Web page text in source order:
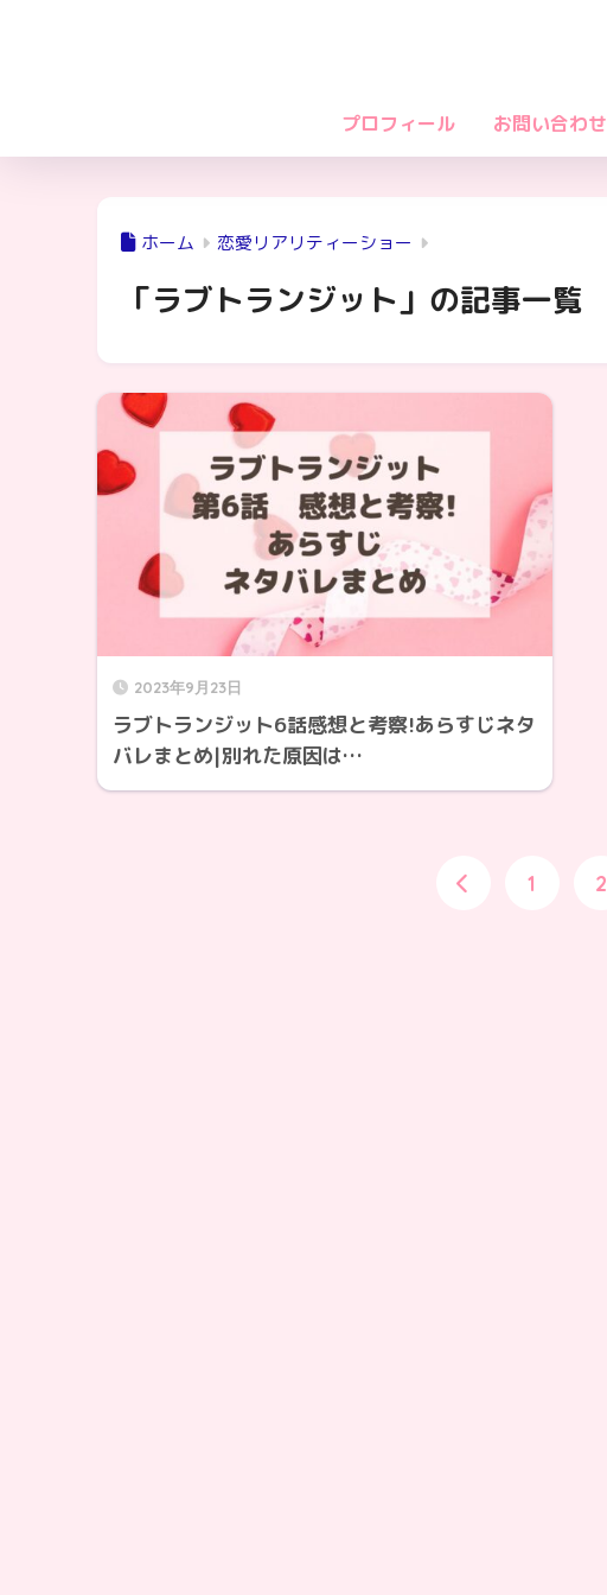
プロフィール お問い合わせ
ホーム 恋愛リアリティーショー
「ラブトランジット」の記事一覧
2023年9月23日
ラブトランジット6話感想と考察!あらすじネタ
バレまとめ|別れた原因は…
1 2